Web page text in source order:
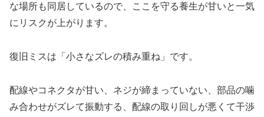
な場所も同居しているので、ここを守る養生が甘いと一気
にリスクが上がります。
復旧ミスは「小さなズレの積み重ね」です。
配線やコネクタが甘い、ネジが締まっていない、部品の噛
み合わせがズレて振動する、配線の取り回しが悪くて干渉